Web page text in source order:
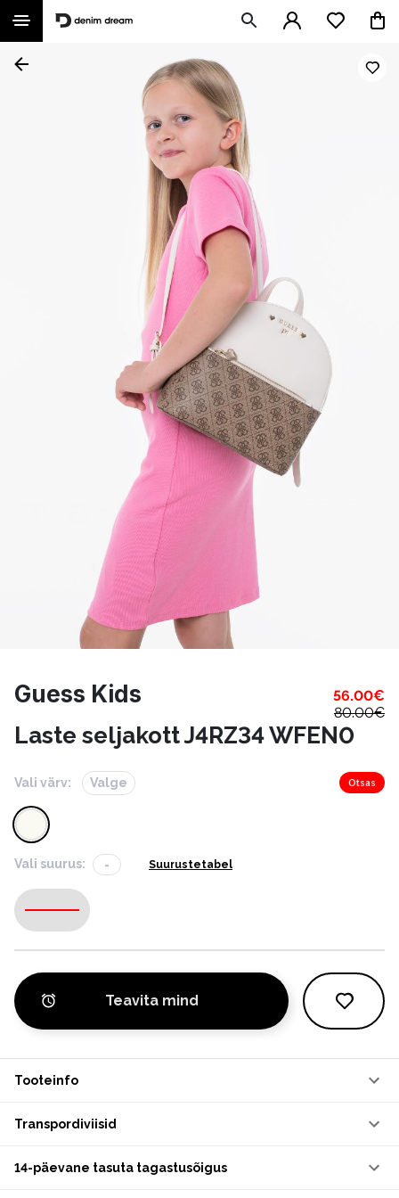
Guess Kids 56.00€
80.00€
Laste seljakott J4RZ34 WFEN0
Vali värv: Valge Otsas
Vali suurus: - Suurustetabel
-
Teavita mind
Tooteinfo
Transpordiviisid
14-päevane tasuta tagastusõigus